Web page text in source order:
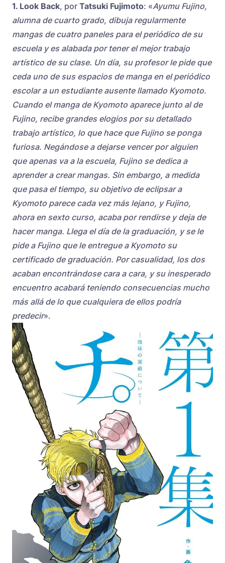
1. Look Back, por Tatsuki Fujimoto: «Ayumu Fujino,
alumna de cuarto grado, dibuja regularmente
mangas de cuatro paneles para el periódico de su
escuela y es alabada por tener el mejor trabajo
artístico de su clase. Un día, su profesor le pide que
ceda uno de sus espacios de manga en el periódico
escolar a un estudiante ausente llamado Kyomoto.
Cuando el manga de Kyomoto aparece junto al de
Fujino, recibe grandes elogios por su detallado
trabajo artístico, lo que hace que Fujino se ponga
furiosa. Negándose a dejarse vencer por alguien
que apenas va a la escuela, Fujino se dedica a
aprender a crear mangas. Sin embargo, a medida
que pasa el tiempo, su objetivo de eclipsar a
Kyomoto parece cada vez más lejano, y Fujino,
ahora en sexto curso, acaba por rendirse y deja de
hacer manga. Llega el día de la graduación, y se le
pide a Fujino que le entregue a Kyomoto su
certificado de graduación. Por casualidad, los dos
acaban encontrándose cara a cara, y su inesperado
encuentro acabará teniendo consecuencias mucho
más allá de lo que cualquiera de ellos podría
predecir».